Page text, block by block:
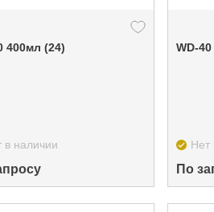
400мл (24)
в наличии
WD-
Нет
По